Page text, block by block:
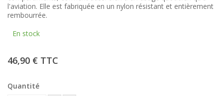
l'aviation. Elle est fabriquée en un nylon résistant et entièrement
rembourrée.
En stock
46,90 € TTC
Quantité